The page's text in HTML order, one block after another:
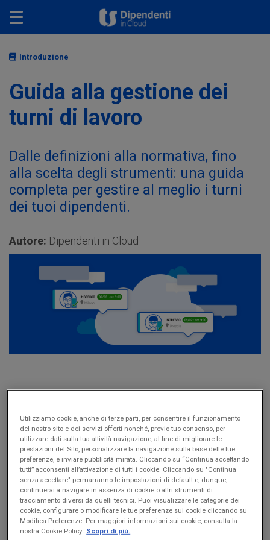
Toggle navigation
Introduzione
Guida alla gestione dei
turni di lavoro
Dalle definizioni alla normativa, fino
alla scelta degli strumenti: una guida
completa per gestire al meglio i turni
dei tuoi dipendenti.
Autore: Dipendenti in Cloud
CONDIVIDI
Sempre più aziende decidono di organizzare il
lavoro a turni, per poter offrire ai propri clienti prodotti
o servizi nei festivi, di notte o in generale per un orario
prolungato. Anche tu ti ritrovi in questa situazione?
Utilizziamo cookie, anche di terze parti, per consentire il funzionamento
del nostro sito e dei servizi offerti nonché, previo tuo consenso, per
utilizzare dati sulla tua attività navigazione, al fine di migliorare le
prestazioni del Sito, personalizzare la navigazione sulla base delle tue
preferenze, e inviare pubblicità mirata. Cliccando su “Continua accettando
tutti” acconsenti all’attivazione di tutti i cookie. Cliccando su "Continua
senza accettare" permarranno le impostazioni di default e, dunque,
continuerai a navigare in assenza di cookie o altri strumenti di
tracciamento diversi da quelli tecnici. Puoi visualizzare le categorie dei
cookie, configurare o modificare le tue preferenze sui cookie cliccando su
Modifica Preferenze. Per maggiori informazioni sui cookie, consulta la
nostra Cookie Policy. Scopri di più.